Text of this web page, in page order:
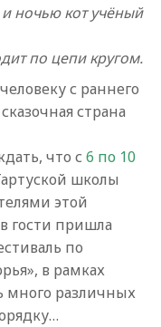
ночью кот учёный
по цепи кругом.
с раннего
страна
что с6 по 10
школы
этой
гости пришла
по
в рамках
много различных